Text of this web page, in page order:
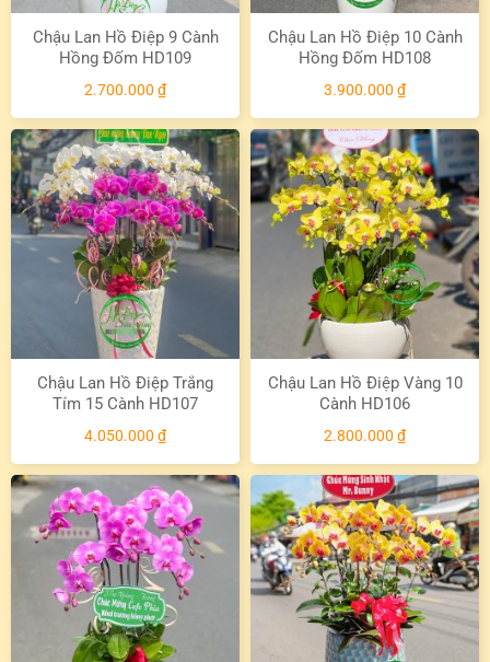
Chậu Lan Hồ Điệp 9 Cành
Hồng Đốm HD109
2.700.000 ₫
Chậu Lan Hồ Điệp 10 Cành
Hồng Đốm HD108
3.900.000 ₫
Chậu Lan Hồ Điệp Trắng
Tím 15 Cành HD107
4.050.000 ₫
Chậu Lan Hồ Điệp Vàng 10
Cành HD106
2.800.000 ₫